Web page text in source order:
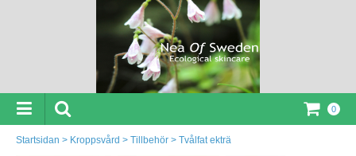
0
Startsidan > Kroppsvård > Tillbehör > Tvålfat ekträ